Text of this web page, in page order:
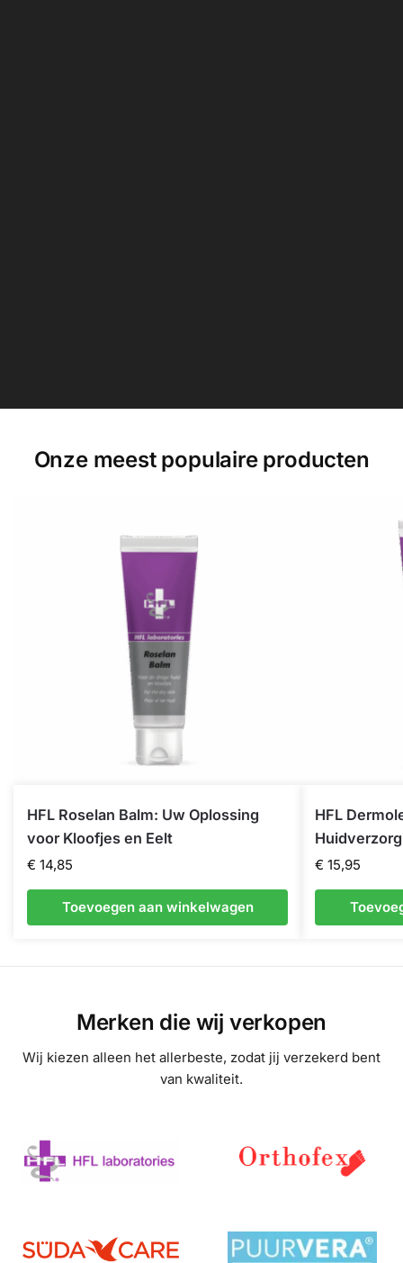
Onze meest populaire producten
HFL Roselan Balm: Uw Oplossing
voor Kloofjes en Eelt
€ 14,85
Toevoegen aan winkelwagen
HFL
€ 15,95
Merken die wij verkopen
Wij kiezen alleen het allerbeste, zodat jij verzekerd bent
van kwaliteit.